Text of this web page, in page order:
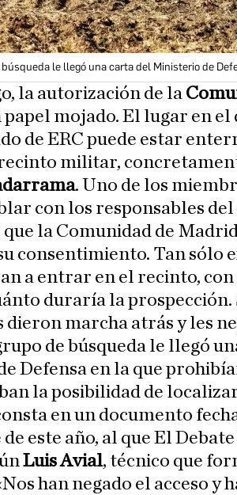
le llegó una carta del Ministerio de
la autorización de la
papel mojado. El lugar en el
de ERC puede estar
militar,
. Uno de los
con los responsables
la Comunidad de
consentimiento. Tan sólo
a entrar en el recinto,
duraría la prospección.
dieron marcha atrás y les
de búsqueda le llegó
Defensa en la que
la posibilidad de
en un documento
este año, al que El
Luis Avial, técnico que
han negado el acceso